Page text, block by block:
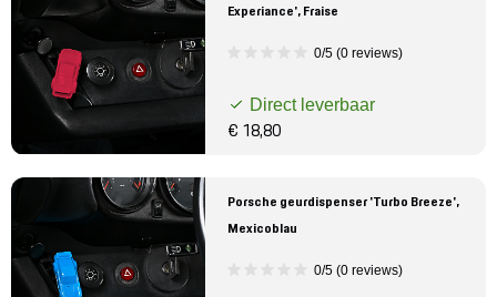
Experiance', Fraise
0/5 (0 reviews)
Direct leverbaar
€ 18,80
Porsche geurdispenser 'Turbo Breeze',
Mexicoblau
0/5 (0 reviews)